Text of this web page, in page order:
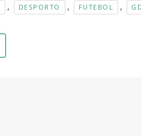
, DESPORTO , FUTEBOL ,